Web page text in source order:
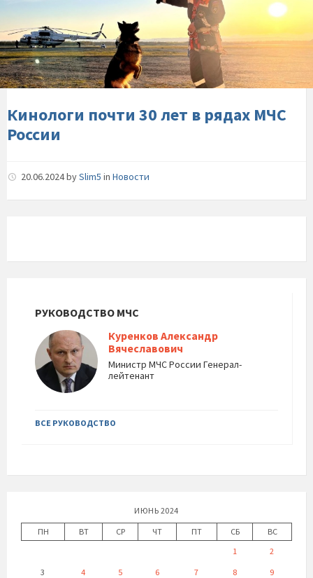
почти-30-
лет-
в-
рядах-
МЧС-
России
Кинологи почти 30 лет в рядах МЧС
России
20.06.2024bySlim5 in Новости
РУКОВОДСТВО МЧС
Куренков Александр
Вячеславович
Министр МЧС России Генерал-
лейтенант
ВСЕ РУКОВОДСТВО
ИЮНЬ 2024
ПН
ВТ СР ЧТ ПТ СБ
ВС
1
2
3
4 5 6 7 8
9